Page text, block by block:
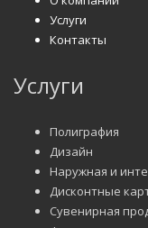
Услуги
Контакты
Услуги
Полиграфия
Дизайн
Наружная и
Дисконтные
Сувенирная